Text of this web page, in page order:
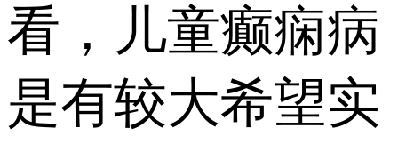
看，儿童癫痫病
是有较大希望实